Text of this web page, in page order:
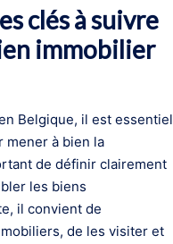
clés à suivre
immobilier
Belgique, il est essentiel
mener à bien la
de définir clairement
les biens
il convient de
de les visiter et